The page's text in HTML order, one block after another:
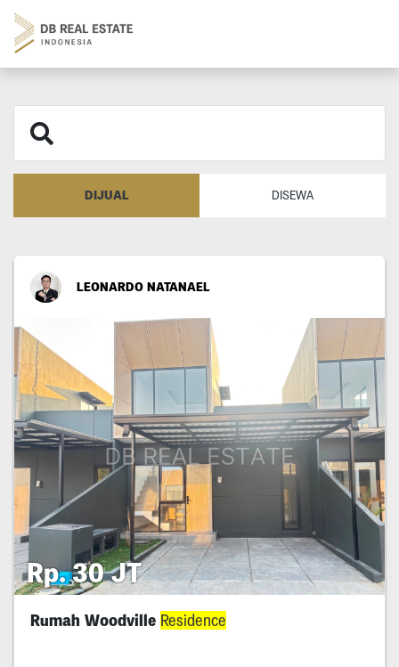
DIJUAL DISEWA
LEONARDO NATANAEL
Rp. 30 JT
Rumah Woodville Residence